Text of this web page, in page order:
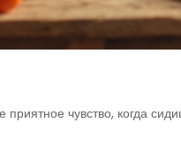
чувство, когда